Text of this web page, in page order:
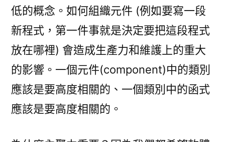
低的概念。如何組織元件 (例如要寫一段
新程式，第一件事就是決定要把這段程式
放在哪裡) 會造成生產力和維護上的重大
的影響。一個元件(component)中的類別
應該是要高度相關的、一個類別中的函式
應該是要高度相關的。